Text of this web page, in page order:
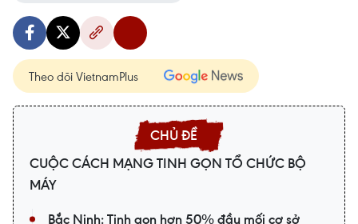
Theo dõi VietnamPlus
CUỘC CÁCH MẠNG TINH GỌN TỔ CHỨC BỘ
MÁY
Bắc Ninh: Tinh gọn hơn 50% đầu mối cơ sở